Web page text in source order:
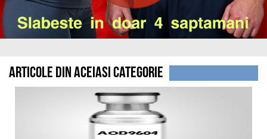
Articole din aceiasi categorie